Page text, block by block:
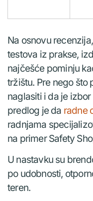
Na osnovu
testova iz prakse,
najčešće pominju
tržištu. Pre nego što
naglasiti i da je
predlog je da radne
radnjama
na primer Safety
U nastavku su
po udobnosti,
teren.